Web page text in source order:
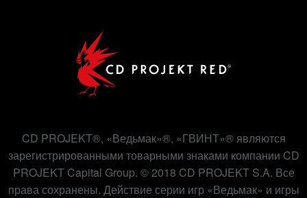
CD PROJEKT®, «Ведьмак»®, «ГВИНТ»® являются
зарегистрированными товарными знаками компании CD
PROJEKT Capital Group. © 2018 CD PROJEKT S.A. Все
права сохранены. Действие серии игр «Ведьмак» и игры